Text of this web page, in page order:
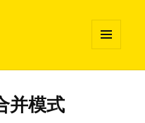
挂件
并模式